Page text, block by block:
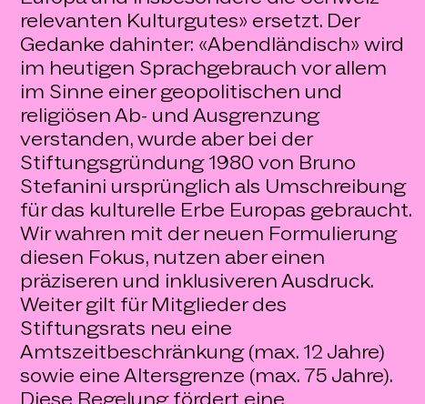
relevanten Kulturgutes» ersetzt. Der
Gedanke dahinter: «Abendländisch» wird
im heutigen Sprachgebrauch vor allem
im Sinne einer geopolitischen und
religiösen Ab- und Ausgrenzung
verstanden, wurde aber bei der
Stiftungsgründung 1980 von Bruno
Stefanini ursprünglich als Umschreibung
für das kulturelle Erbe Europas gebraucht.
Wir wahren mit der neuen Formulierung
diesen Fokus, nutzen aber einen
präziseren und inklusiveren Ausdruck.
Weiter gilt für Mitglieder des
Stiftungsrats neu eine
Amtszeitbeschränkung (max. 12 Jahre)
sowie eine Altersgrenze (max. 75 Jahre).